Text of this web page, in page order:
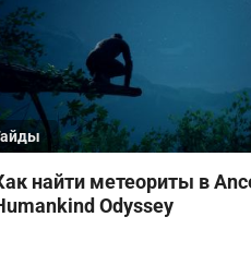
найти метеориты в
Odyssey